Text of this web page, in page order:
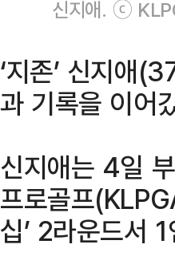
신지애. ⓒ
‘지존’ 신지애
과 기록을 이어
신지애는 4일
프로골프
십’ 2라운드서